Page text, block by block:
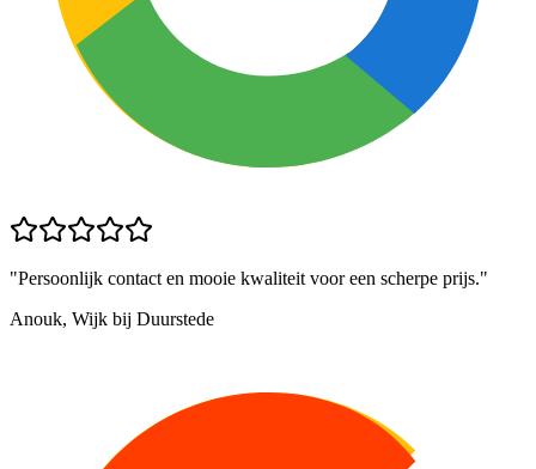
"Persoonlijk contact en mooie kwaliteit voor een scherpe prijs."
Anouk, Wijk bij Duurstede